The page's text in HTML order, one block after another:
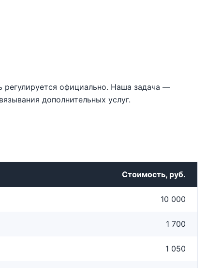
регулируется официально. Наша задача —
дополнительных услуг.
Стоимость, руб.
10 000
1 700
1 050